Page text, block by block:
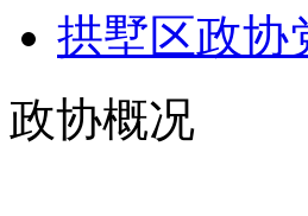
拱墅区政协
政协概况